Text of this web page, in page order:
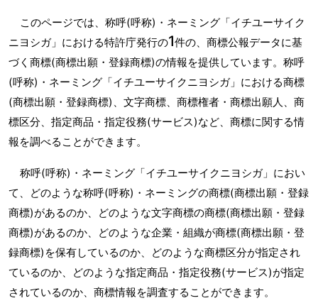
このページでは、称呼(呼称)・ネーミング「イチユーサイク
ニヨシガ」における特許庁発行の1件の、商標公報データに基
づく商標(商標出願・登録商標)の情報を提供しています。称呼
(呼称)・ネーミング「イチユーサイクニヨシガ」における商標
(商標出願・登録商標)、文字商標、商標権者・商標出願人、商
標区分、指定商品・指定役務(サービス)など、商標に関する情
報を調べることができます。
称呼(呼称)・ネーミング「イチユーサイクニヨシガ」におい
て、どのような称呼(呼称)・ネーミングの商標(商標出願・登録
商標)があるのか、どのような文字商標の商標(商標出願・登録
商標)があるのか、どのような企業・組織が商標(商標出願・登
録商標)を保有しているのか、どのような商標区分が指定され
ているのか、どのような指定商品・指定役務(サービス)が指定
されているのか、商標情報を調査することができます。